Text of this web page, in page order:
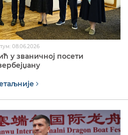
08.06.2026
у званичној посети